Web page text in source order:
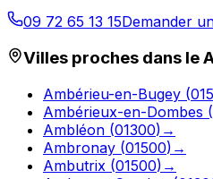
09 72 65 13 15Demander
Villes proches dans le
Ambérieu-en-Bugey (
Ambérieux-en-Dombes (
Ambléon (01300) →
Ambronay (01500) →
Ambutrix (01500) →